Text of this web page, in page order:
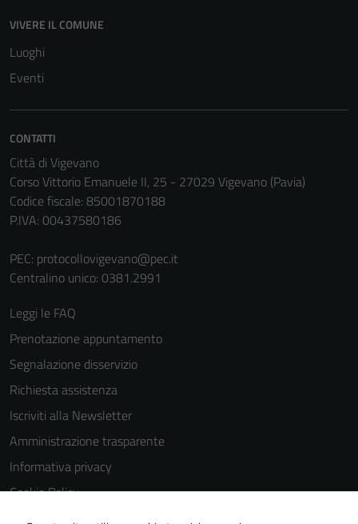
VIVERE IL COMUNE
Luoghi
Eventi
CONTATTI
Città di Vigevano
Corso Vittorio Emanuele II, 25 - 27029 Vigevano (Pavia)
Codice fiscale: 85001870188
P.IVA: 00437580186
PEC: protocollovigevano@pec.it
Centralino unico: 0381.2991
Leggi le FAQ
Prenotazione appuntamento
Segnalazione disservizio
Richiesta assistenza
Iscriviti alla Newsletter
Amministrazione trasparente
Informativa privacy
Cookie Policy
Media policy